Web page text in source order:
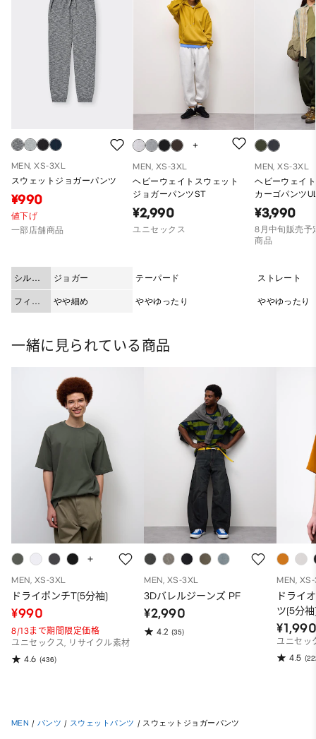
MEN, XS-3XL
スウェットジョガーパンツ
¥990
値下げ
一部店舗商品
シルエ
ット
ジョガー
フィッ
ト
やや細め
MEN, XS-3XL
ヘビーウェイトスウェット
ジョガーパンツST
¥2,990
ユニセックス
テーパード
ややゆったり
MEN, XS-3XL
ヘビーウェイ
カーゴパンツ
¥3,990
8月中旬販売予
商品
ストレート
ややゆったり
一緒に見られている商品
MEN, XS-3XL
ドライポンチT(5分袖)
¥990
8/13まで期間限定価格
ユニセックス, リサイクル素材
4.6 (436)
MEN, XS-3XL
3Dバレルジーンズ PF
¥2,990
4.2 (35)
MEN,
ドライ
ツ(5分
ユニセッ
4.5
MEN / パンツ / スウェットパンツ / スウェットジョガーパンツ